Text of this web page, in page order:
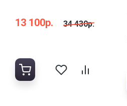
13 100р. 34 430р.